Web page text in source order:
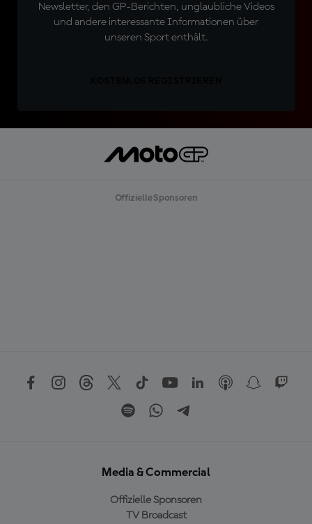
Newsletter, den GP-Berichten, unglaubliche Videos
und andere interessante Informationen über
unseren Sport enthält.
Offizielle Sponsoren
Media & Commercial
Offizielle Sponsoren
TV Broadcast